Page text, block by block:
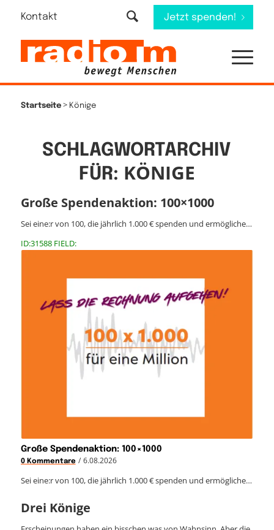
Kontakt Jetzt spenden!
Startseite> Könige
SCHLAGWORTARCHIV
FÜR: KÖNIGE
Große Spendenaktion: 100×1000
Sei eine:r von 100, die jährlich 1.000 € spenden und ermögliche…
ID:31588 FIELD:
Große Spendenaktion: 100×1000
0 Kommentare / 6.08.2026
Sei eine:r von 100, die jährlich 1.000 € spenden und ermögliche…
Drei Könige